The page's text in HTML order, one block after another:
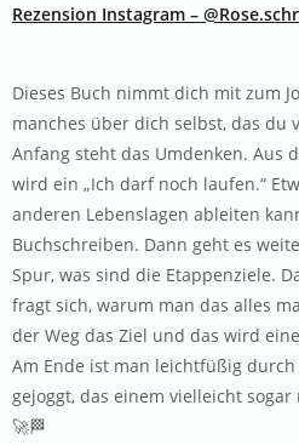
Rezension Instagram –
Dieses Buch nimmt dich mit zum
manches über dich selbst, das du
Anfang steht das Umdenken. Aus
wird ein „Ich darf noch laufen.“
anderen Lebenslagen ableiten
Buchschreiben. Dann geht es
Spur, was sind die Etappenziele.
fragt sich, warum man das alles
der Weg das Ziel und das wird
Am Ende ist man leichtfüßig
gejoggt, das einem vielleicht
🚀🏁